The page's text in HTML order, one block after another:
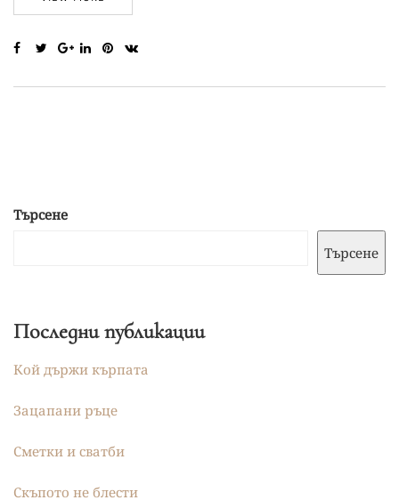
Търсене
Търсене
Последни публикации
Кой държи кърпата
Зацапани ръце
Сметки и сватби
Скъпото не блести